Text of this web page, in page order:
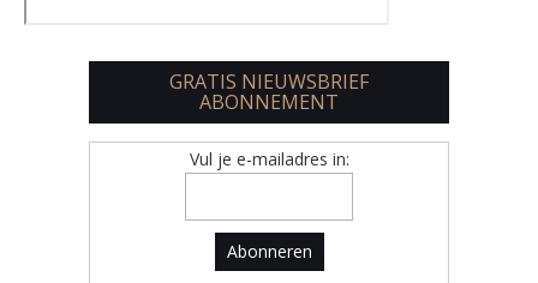
GRATIS NIEUWSBRIEF
ABONNEMENT
Vul je e-mailadres in: